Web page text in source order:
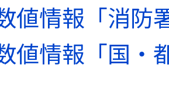
値情報「消防
値情報「国・